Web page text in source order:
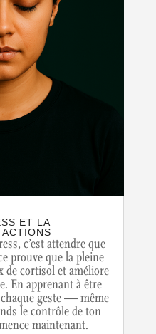
ET LA
c’est attendre que
prouve que la pleine
de cortisol et améliore
En apprenant à être
geste — même
le contrôle de ton
maintenant.